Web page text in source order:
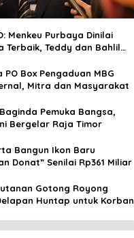
Menkeu Purbaya Dinilai
Terbaik, Teddy dan Bahlil
PO Box Pengaduan MBG
Mitra dan Masyarakat
Pemuka Bangsa,
Bergelar Raja Timor
Bangun Ikon Baru
Donat” Senilai Rp361 Miliar
Gotong Royong
Huntap untuk Korban